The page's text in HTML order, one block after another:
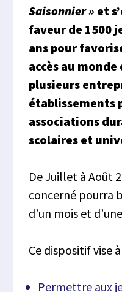
Saisonnier » et
faveur de 1500
ans pour
accès au
plusieurs
établissements
associations
scolaires et
De Juillet à Août
concerné pourra
d’un mois et
Ce dispositif vise
Permettre aux